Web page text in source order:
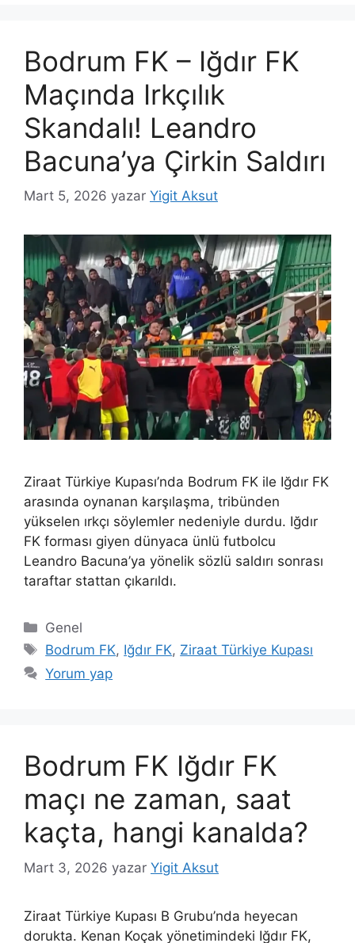
Bodrum FK – Iğdır FK
Maçında Irkçılık
Skandalı! Leandro
Bacuna’ya Çirkin Saldırı
Mart 5, 2026 yazar Yigit Aksut
Ziraat Türkiye Kupası’nda Bodrum FK ile Iğdır FK
arasında oynanan karşılaşma, tribünden
yükselen ırkçı söylemler nedeniyle durdu. Iğdır
FK forması giyen dünyaca ünlü futbolcu
Leandro Bacuna’ya yönelik sözlü saldırı sonrası
taraftar stattan çıkarıldı.
Kategoriler
Genel
Etiketler
Bodrum FK, Iğdır FK, Ziraat Türkiye Kupası
Yorum yap
Bodrum FK Iğdır FK
maçı ne zaman, saat
kaçta, hangi kanalda?
Mart 3, 2026 yazar Yigit Aksut
Ziraat Türkiye Kupası B Grubu’nda heyecan
dorukta. Kenan Koçak yönetimindeki Iğdır FK,